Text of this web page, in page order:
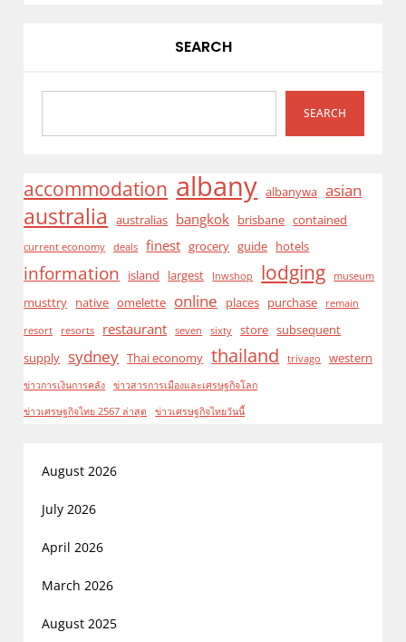
SEARCH
SEARCH
accommodation albany albanywa asian
australia australias bangkok brisbane contained
current economy deals finest grocery guide hotels
information island largest lnwshop lodging museum
musttry native omelette online places purchase remain
resort resorts restaurant seven sixty store subsequent
supply sydney Thai economy thailand trivago western
ข่าวการเงินการคลัง ข่าวสารการเมืองและเศรษฐกิจโลก
ข่าวเศรษฐกิจไทย 2567 ล่าสุด ข่าวเศรษฐกิจไทยวันนี้
August 2026
July 2026
April 2026
March 2026
August 2025